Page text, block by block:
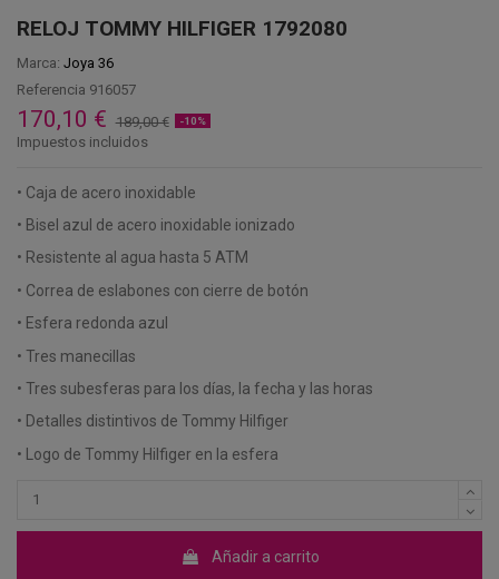
RELOJ TOMMY HILFIGER 1792080
Marca: Joya 36
Referencia 916057
170,10 € 189,00 € -10%
Impuestos incluidos
• Caja de acero inoxidable
• Bisel azul de acero inoxidable ionizado
• Resistente al agua hasta 5 ATM
• Correa de eslabones con cierre de botón
• Esfera redonda azul
• Tres manecillas
• Tres subesferas para los días, la fecha y las horas
• Detalles distintivos de Tommy Hilfiger
• Logo de Tommy Hilfiger en la esfera
Añadir a carrito